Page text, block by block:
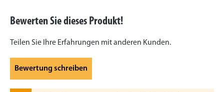
Bewerten Sie dieses Produkt!
Teilen Sie Ihre Erfahrungen mit anderen Kunden.
Bewertung schreiben